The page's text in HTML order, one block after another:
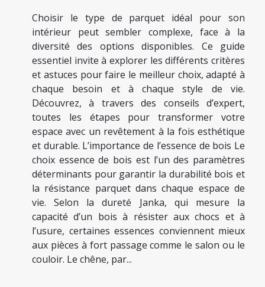
Choisir le type de parquet idéal pour son
intérieur peut sembler complexe, face à la
diversité des options disponibles. Ce guide
essentiel invite à explorer les différents critères
et astuces pour faire le meilleur choix, adapté à
chaque besoin et à chaque style de vie.
Découvrez, à travers des conseils d’expert,
toutes les étapes pour transformer votre
espace avec un revêtement à la fois esthétique
et durable. L’importance de l’essence de bois Le
choix essence de bois est l’un des paramètres
déterminants pour garantir la durabilité bois et
la résistance parquet dans chaque espace de
vie. Selon la dureté Janka, qui mesure la
capacité d’un bois à résister aux chocs et à
l’usure, certaines essences conviennent mieux
aux pièces à fort passage comme le salon ou le
couloir. Le chêne, par...